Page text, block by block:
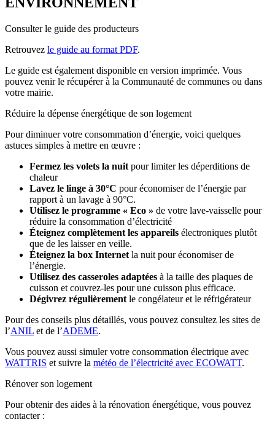
Consulter le guide des producteurs
Retrouvez le guide au format PDF.
Le guide est également disponible en version imprimée. Vous
pouvez venir le récupérer à la Communauté de communes ou dans
votre mairie.
Réduire la dépense énergétique de son logement
Pour diminuer votre consommation d’énergie, voici quelques
astuces simples à mettre en œuvre :
Fermez les volets la nuit pour limiter les déperditions de
chaleur
Lavez le linge à 30°C pour économiser de l’énergie par
rapport à un lavage à 90°C.
Utilisez le programme « Eco » de votre lave-vaisselle pour
réduire la consommation d’électricité
Éteignez complètement les appareils électroniques plutôt
que de les laisser en veille.
Éteignez la box Internet la nuit pour économiser de
l’énergie.
Utilisez des casseroles adaptées à la taille des plaques de
cuisson et couvrez-les pour une cuisson plus efficace.
Dégivrez régulièrement le congélateur et le réfrigérateur
Pour des conseils plus détaillés, vous pouvez consultez les sites de
l’ANIL et de l’ADEME.
Vous pouvez aussi simuler votre consommation électrique avec
WATTRIS et suivre la météo de l’électricité avec ECOWATT.
Rénover son logement
Pour obtenir des aides à la rénovation énergétique, vous pouvez
contacter :